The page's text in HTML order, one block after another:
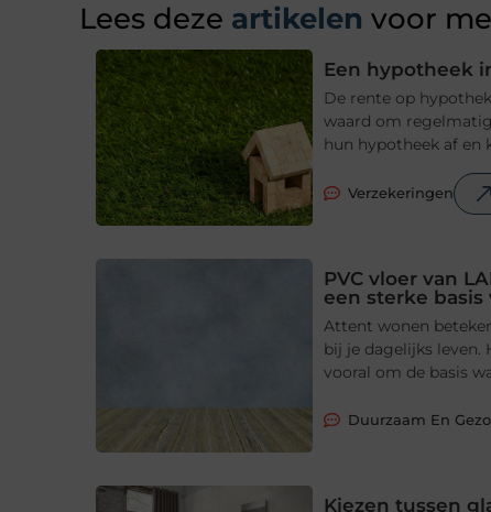
Lees deze artikelen voor
Een hypotheek
De rente op
waard om
hun hypotheek af en
Verzekeringen
PVC vloer van
een sterke basis
Attent wonen
bij je dagelijks leven.
vooral om de basis
Duurzaam En
Kiezen tussen